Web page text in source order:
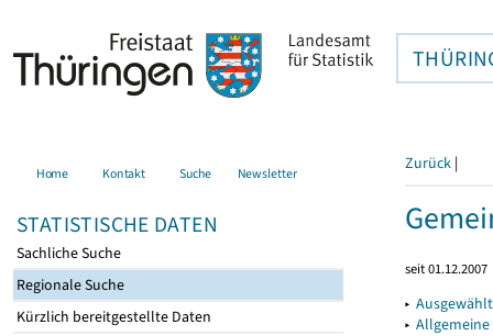
Home Kontakt Suche Newsletter
STATISTISCHE DATEN
Sachliche Suche
Regionale Suche
Kürzlich bereitgestellte Daten
Zurück |
seit 01.12.2007
▸
▸